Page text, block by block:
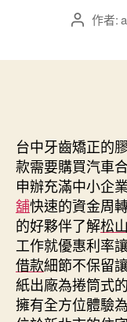
文 作者:
台中牙齒矯正的
款需要購買汽車
申辦充滿中小企
舖快速的資金周
的好夥伴了解松
工作就優惠利率
借款細節不保留
紙出廠為捲筒式的
擁有全方位體驗